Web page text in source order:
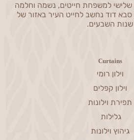
שלישי למשפחת חייטים, נשמה וחלמה
דוד נחשב לחייט העיר באזור של
שנות השבעים.
Curtains
וילון רומי
וילון קפלים
תפירת וילונות
גלילות
גיהוץ וילונות